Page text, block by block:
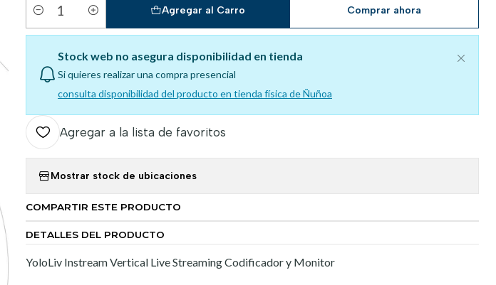
Cantidad
Agregar al Carro Comprar ahora
Stock web no asegura disponibilidad en tienda
Si quieres realizar una compra presencial
consulta disponibilidad del producto en tienda física de Ñuñoa
Agregar a la lista de favoritos
Mostrar stock de ubicaciones
COMPARTIR ESTE PRODUCTO
DETALLES DEL PRODUCTO
YoloLiv Instream Vertical Live Streaming Codificador y Monitor